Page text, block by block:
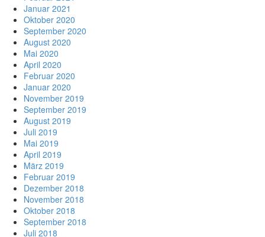
Januar 2021
Oktober 2020
September 2020
August 2020
Mai 2020
April 2020
Februar 2020
Januar 2020
November 2019
September 2019
August 2019
Juli 2019
Mai 2019
April 2019
März 2019
Februar 2019
Dezember 2018
November 2018
Oktober 2018
September 2018
Juli 2018